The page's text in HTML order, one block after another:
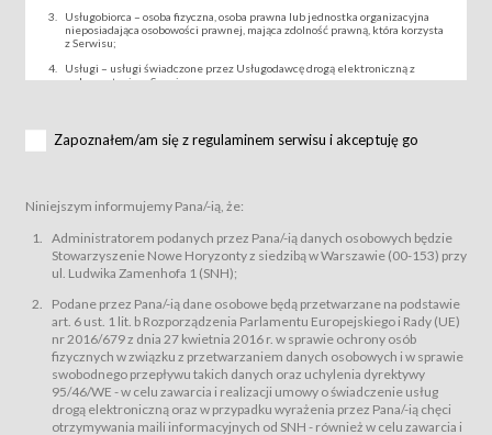
Usługobiorca – osoba fizyczna, osoba prawna lub jednostka organizacyjna
nieposiadająca osobowości prawnej, mająca zdolność prawną, która korzysta
z Serwisu;
Usługi – usługi świadczone przez Usługodawcę drogą elektroniczną z
wykorzystaniem Serwisu;
za pośrednictwem Serwisu;
podmiotom z branży mediów i filmowej (Akredytacje);
Bilety – wybrane dokumenty potwierdzające zawarcie umowy z
Usługodawcą i uprawniające do wzięcia udziału w Wydarzeniu,
przewidziane przez Usługodawcę dla danego Wydarzenia, tj. uprawniające
do uczestnictwa w wielu albo w pojedynczych seansach filmowych,
Sklep – sklep internetowy prowadzony przez Usługodawcę w Serwisie;
Regulamin – niniejszy regulamin.
§ 2
Postanowienia ogólne
Regulamin określa zasady:
świadczenia Usługobiorcom Usług przez Usługodawcę, z
Zapoznałem/am się z regulaminem serwisu i akceptuję go
Niniejszym informujemy Pana/-ią, że:
Administratorem podanych przez Pana/-ią danych osobowych będzie
Stowarzyszenie Nowe Horyzonty z siedzibą w Warszawie (00-153) przy
ul. Ludwika Zamenhofa 1 (SNH);
Podane przez Pana/-ią dane osobowe będą przetwarzane na podstawie
art. 6 ust. 1 lit. b Rozporządzenia Parlamentu Europejskiego i Rady (UE)
nr 2016/679 z dnia 27 kwietnia 2016 r. w sprawie ochrony osób
fizycznych w związku z przetwarzaniem danych osobowych i w sprawie
swobodnego przepływu takich danych oraz uchylenia dyrektywy
95/46/WE - w celu zawarcia i realizacji umowy o świadczenie usług
drogą elektroniczną oraz w przypadku wyrażenia przez Pana/-ią chęci
otrzymywania maili informacyjnych od SNH - również w celu zawarcia i